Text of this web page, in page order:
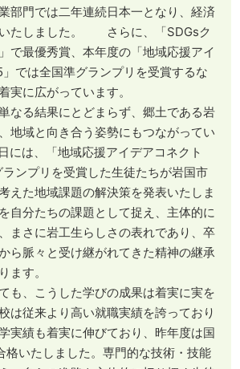
部門では二年連続日本一となり、経済
いたしました。 さらに、「SDGsク
で最優秀賞、本年度の「地域応援アイ
では全国準グランプリを受賞するな
実に広がっています。
なる結果にとどまらず、郷土である岩
地域と向き合う姿勢にもつながってい
には、「地域応援アイデアコネクト
ンプリを受賞した生徒たちが岩国市
えた地域課題の解決策を発表いたしま
自分たちの課題として捉え、主体的に
まさに岩工生らしさの表れであり、卒
ら脈々と受け継がれてきた精神の継承
ます。
も、こうした学びの成果は着実に実を
は従来より高い就職実績を誇っており
実績も着実に伸びており、昨年度は国
格いたしました。専門的な技術・技能